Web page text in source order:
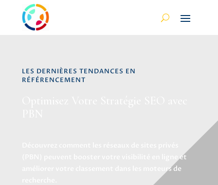
LES DERNIÈRES TENDANCES EN
RÉFÉRENCEMENT
(PBN) peuvent booster votre visibilité en ligne et
améliorer votre classement dans les moteurs de